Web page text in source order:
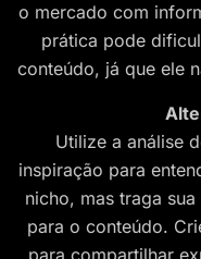
o mercado com
prática pode
conteúdo, já que ele
Utilize a análise
inspiração para
nicho, mas traga
para o conteúdo.
para compartilhar